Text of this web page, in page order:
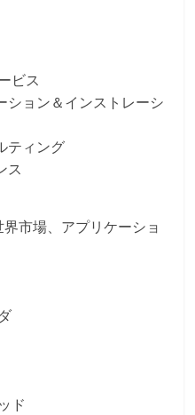
ビス
ション＆インストレーシ
ティング
ス
市場、アプリケーショ
ド